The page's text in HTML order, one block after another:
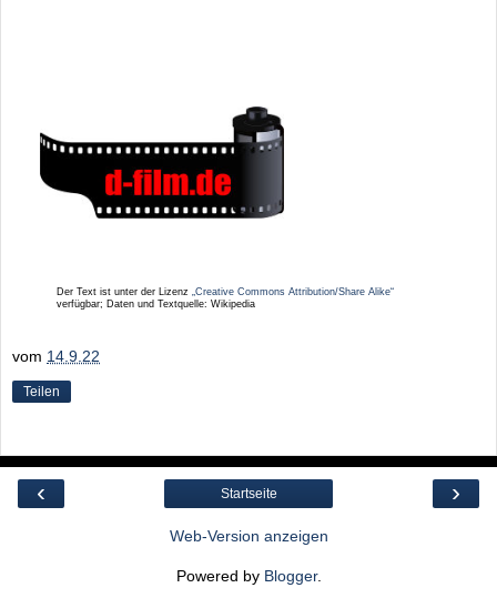
Der Text ist unter der Lizenz
„Creative Commons Attribution/Share Alike“
verfügbar; Daten und Textquelle: Wikipedia
vom 14.9.22
Teilen
‹ ›
Startseite
Web-Version anzeigen
Powered by Blogger.